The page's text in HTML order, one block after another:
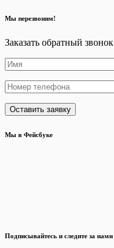
Мы перезвоним!
Заказать обратный звонок
Мы в Фейсбуке
Подписывайтесь и следите за нами